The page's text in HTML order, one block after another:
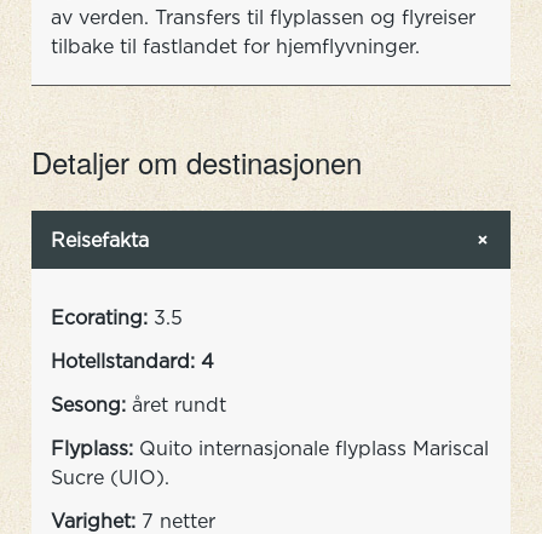
av verden. Transfers til flyplassen og flyreiser
tilbake til fastlandet for hjemflyvninger.
Detaljer om destinasjonen
Reisefakta
Ecorating: 3.5
Hotellstandard: 4
Sesong: året rundt
Flyplass: Quito internasjonale flyplass Mariscal
Sucre (UIO).
Varighet: 7 netter